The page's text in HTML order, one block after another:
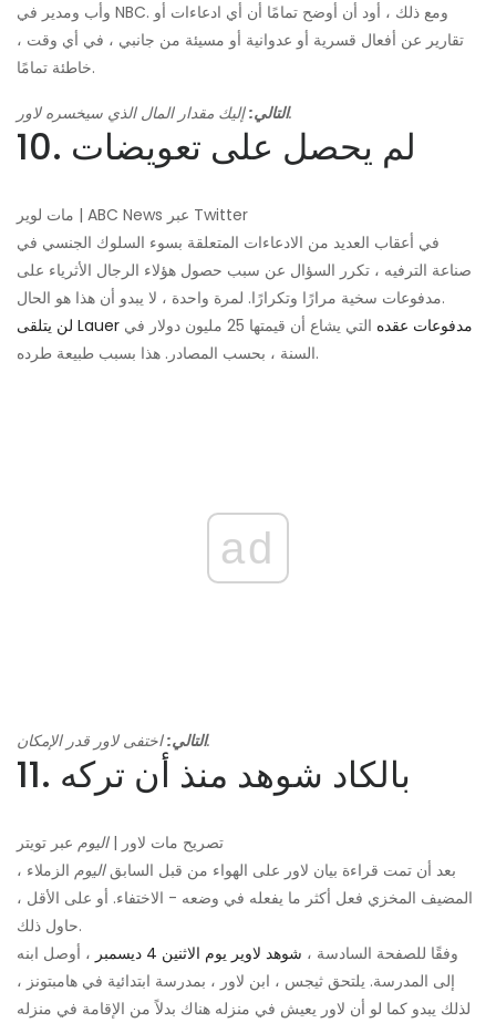
وأب ومدير في NBC. ومع ذلك ، أود أن أوضح تمامًا أن أي ادعاءات أو
تقارير عن أفعال قسرية أو عدوانية أو مسيئة من جانبي ، في أي وقت ،
خاطئة تمامًا.
التالي:إليك مقدار المال الذي سيخسره لاور.
10. لم يحصل على تعويضات
مات لوير | ABC News عبر Twitter
في أعقاب العديد من الادعاءات المتعلقة بسوء السلوك الجنسي في
صناعة الترفيه ، تكرر السؤال عن سبب حصول هؤلاء الرجال الأثرياء على
مدفوعات سخية مرارًا وتكرارًا. لمرة واحدة ، لا يبدو أن هذا هو الحال.
لن يتلقى Lauer مدفوعات عقده
التي يشاع أن قيمتها 25 مليون دولار في
السنة ، بحسب المصادر. هذا بسبب طبيعة طرده.
ad
التالي:اختفى لاور قدر الإمكان.
11. بالكاد شوهد منذ أن تركه
تصريح مات لاور |اليوم عبر تويتر
بعد أن تمت قراءة بيان لاور على الهواء من قبل السابقاليوم الزملاء ،
المضيف المخزي فعل أكثر ما يفعله في وضعه - الاختفاء. أو على الأقل ،
حاول ذلك.
وفقًا للصفحة السادسة ، شوهد لاوير يوم الاثنين 4 ديسمبر
، أوصل ابنه
إلى المدرسة. يلتحق ثيجس ، ابن لاور ، بمدرسة ابتدائية في هامبتونز ،
لذلك يبدو كما لو أن لاور يعيش في منزله هناك بدلاً من الإقامة في منزله